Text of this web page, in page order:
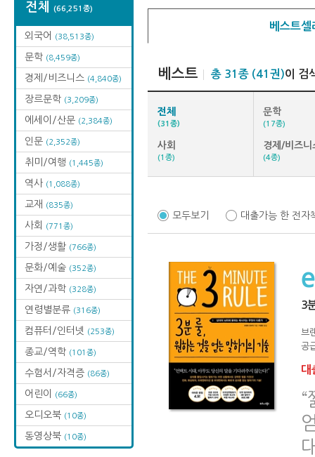
전체 (66,251종)
외국어 (38,513종)
문학 (8,459종)
경제/비즈니스 (4,840종)
장르문학 (3,209종)
에세이/산문 (2,384종)
인문 (2,352종)
취미/여행 (1,445종)
역사 (1,088종)
교재 (835종)
사회 (771종)
가정/생활 (766종)
문화/예술 (352종)
자연/과학 (328종)
연령별분류 (316종)
컴퓨터/인터넷 (253종)
종교/역학 (101종)
수험서/자격증 (86종)
어린이 (66종)
오디오북 (10종)
동영상북 (10종)
베스트
베스트 총 31종 (41권)이 검
전체
(31종)
문학
(17종)
사회
(1종)
경제/비즈니
(4종)
모두보기 대출가능 한 전자
3
브
공
대